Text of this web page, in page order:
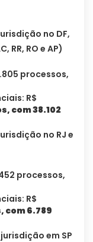
no DF,
RR, RO e AP)
processos,
R$
com 38.102
no RJ e
processos,
R$
com 6.789
em SP